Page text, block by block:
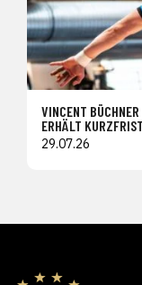
VINCENT
ERHÄLT
29.07.26